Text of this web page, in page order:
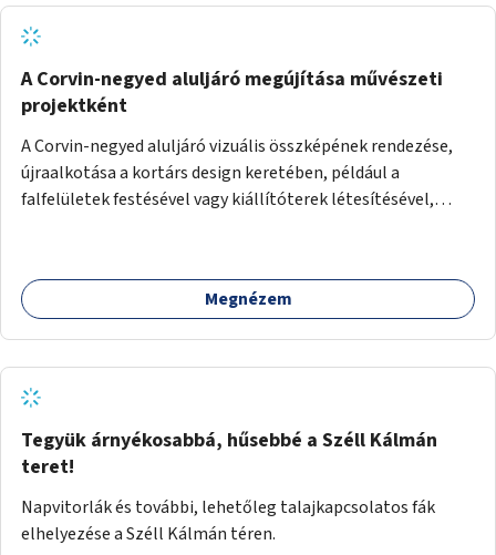
A Corvin-negyed aluljáró megújítása művészeti
projektként
A Corvin-negyed aluljáró vizuális összképének rendezése,
újraalkotása a kortárs design keretében, például a
falfelületek festésével vagy kiállítóterek létesítésével,
bemutatkozásra, szélesebb körben való ismertségre.
Megnézem
Tegyük árnyékosabbá, hűsebbé a Széll Kálmán
teret!
Napvitorlák és további, lehetőleg talajkapcsolatos fák
elhelyezése a Széll Kálmán téren.